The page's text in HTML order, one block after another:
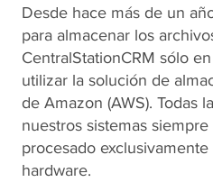
Desde hace más de un
para almacenar los
CentralStationCRM sólo
utilizar la solución de
de Amazon (AWS). Todas
nuestros sistemas
procesado
hardware.